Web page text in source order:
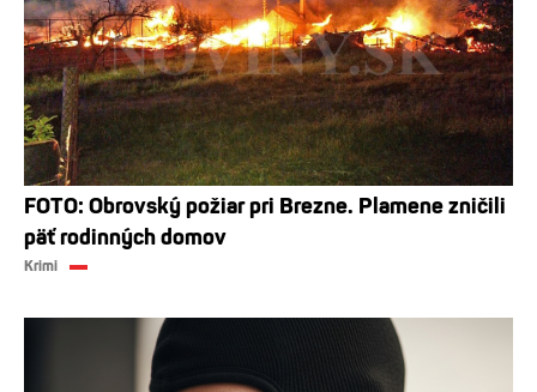
FOTO: Obrovský požiar pri Brezne. Plamene zničili
päť rodinných domov
Krimi